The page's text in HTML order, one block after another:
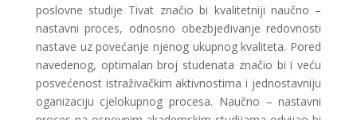
poslovne studije Tivat značio bi kvalitetniji naučno –
nastavni proces, odnosno obezbjeđivanje redovnosti
nastave uz povećanje njenog ukupnog kvaliteta. Pored
navedenog, optimalan broj studenata značio bi i veću
posvećenost istraživačkim aktivnostima i jednostavniju
oganizaciju cjelokupnog procesa. Naučno – nastavni